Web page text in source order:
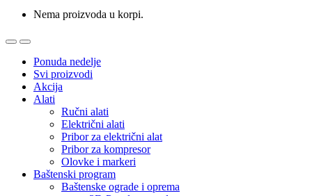
Nema proizvoda u korpi.
Ponuda nedelje
Svi proizvodi
Akcija
Alati
Ručni alati
Električni alati
Pribor za električni alat
Pribor za kompresor
Olovke i markeri
Baštenski program
Baštenske ograde i oprema